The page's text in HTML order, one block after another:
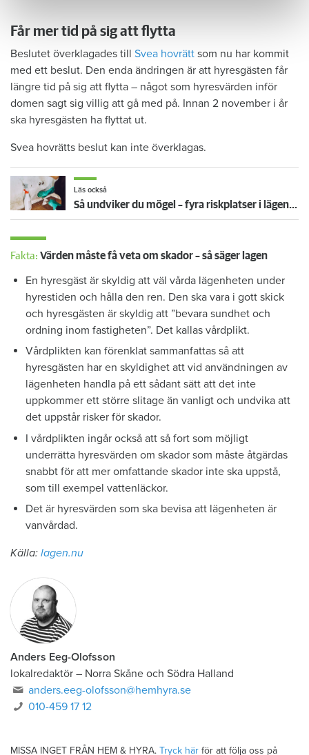
Får mer tid på sig att flytta
Beslutet överklagades till Svea hovrätt som nu har kommit
med ett beslut. Den enda ändringen är att hyresgästen får
längre tid på sig att flytta – något som hyresvärden inför
domen sagt sig villig att gå med på. Innan 2 november i år
ska hyresgästen ha flyttat ut.
Svea hovrätts beslut kan inte överklagas.
Läs också
Så undviker du mögel – fyra riskplatser i lägenheten: ”Måste städa bort”
Fakta: Värden måste få veta om skador – så säger lagen
En hyresgäst är skyldig att väl vårda lägenheten under
hyrestiden och hålla den ren. Den ska vara i gott skick
och hyresgästen är skyldig att ”bevara sundhet och
ordning inom fastigheten”. Det kallas vårdplikt.
Vårdplikten kan förenklat sammanfattas så att
hyresgästen har en skyldighet att vid användningen av
lägenheten handla på ett sådant sätt att det inte
uppkommer ett större slitage än vanligt och undvika att
det uppstår risker för skador.
I vårdplikten ingår också att så fort som möjligt
underrätta hyresvärden om skador som måste åtgärdas
snabbt för att mer omfattande skador inte ska uppstå,
som till exempel vattenläckor.
Det är hyresvärden som ska bevisa att lägenheten är
vanvårdad.
Källa: lagen.nu
Anders Eeg-Olofsson
lokalredaktör – Norra Skåne och Södra Halland
anders.eeg-olofsson@hemhyra.se
010-459 17 12
MISSA INGET FRÅN HEM & HYRA. Tryck här för att följa oss på